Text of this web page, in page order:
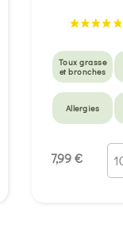
Toux grasse
et bronches
Allergies
7,99 €